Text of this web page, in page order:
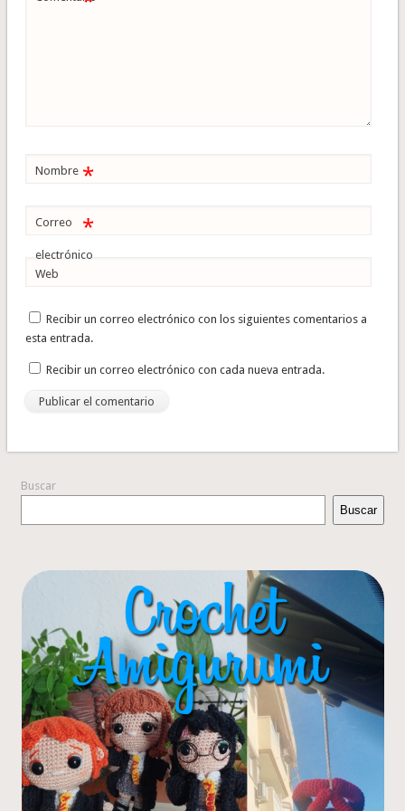
Nombre *
Correo
electrónico
*
Web
Recibir un correo electrónico con los siguientes comentarios a
esta entrada.
Recibir un correo electrónico con cada nueva entrada.
Buscar
Buscar